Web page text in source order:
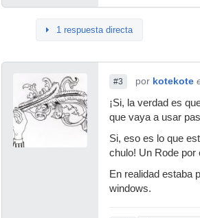
1 respuesta directa
#3 por kotekote
¡Si, la verdad es
que vaya a usar
Si, eso es lo que
chulo! Un Rode por
En realidad estaba
windows.